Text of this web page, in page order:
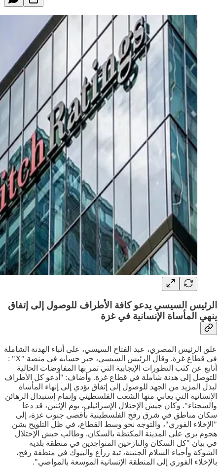
الرئيس السيسي يدعو كافة الأطراف للوصول إلى إتفاق
ينهي المأساة الإنسانية في غزة
علق الرئيس المصري، عبد الفتاح السيسي، على أنباء الهدنة الشاملة
في قطاع غزة. وقال الرئيس السيسي، حبر حسابه في منصة "X" :
أتابع عن كثب التطورات الإيجابية التي تمر بها المفاوضات الحالية
للتوصل إلى هدنة شاملة في قطاع غزة. وأضاف: "أدعو كل الأطراف
لبذل المزيد من الجهد للوصول إلى إتفاق يؤدي إلى إنهاء المأساة
الإنسانية التي يعاني منها الشعب الفلسطيني وإتمام إستبدال الرهائن
والسجناء". وكان جيش الإحتلال الإسرائيلي، يوم الإثنين، قد دعا
سكان مناطق في شرق رفح الفلسطينية بأقصى جنوب غزة، إلى
"الإخلاء الفوري"، والتوجه نحو وسط القطاع، في ظل التلويح بشن
هجوم بري على المدينة المكتظة بالسكان. وطالب جيش الإحتلال
في بيان "كل السكان والنازحين المتواجدين في منطقة بلدية
الشوكة وأحياء السلام الجنينة، تبة زراع والبيوك في منطقة رفح،
بالإخلاء الفوري إلى المنطقة الإنسانية الموسعة بالمواصي".